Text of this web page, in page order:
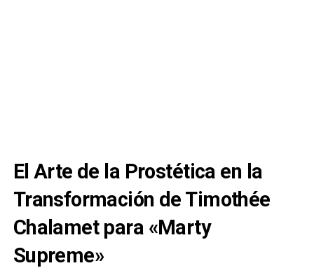
El Arte de la Prostética en la
Transformación de Timothée
Chalamet para «Marty
Supreme»